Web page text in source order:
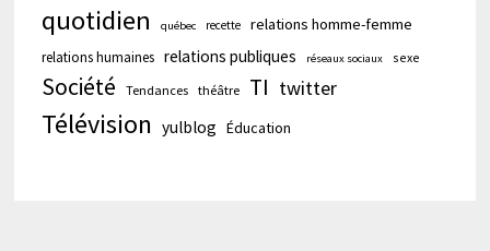
quotidien québec recette relations homme-femme
relations humaines relations publiques réseaux sociaux sexe
Société Tendances théâtre TI twitter
Télévision yulblog Éducation